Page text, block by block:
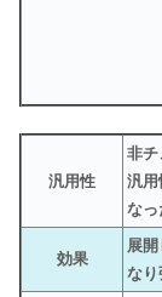
汎用性
非チ
汎用
なっ
効果
展
なり